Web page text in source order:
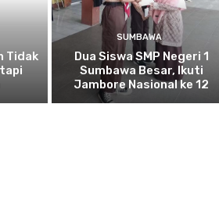
Tidak
SUMBAWA
Dua Siswa SMP Negeri 1
Sumbawa Besar, Ikuti
Jambore Nasional ke 12